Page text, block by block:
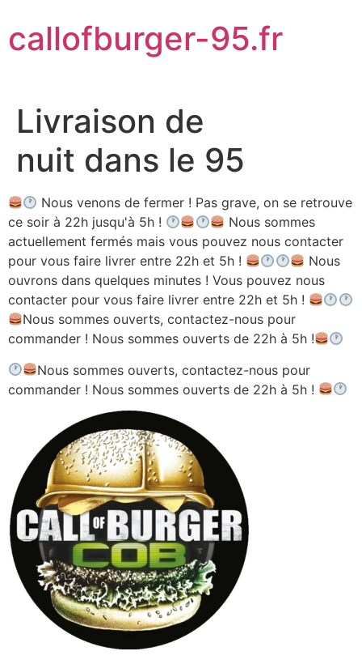
contenu
callofburger-95.fr
Livraison de
nuit dans le 95
Nous venons de fermer ! Pas grave, on se retrouve
ce soir à 22h jusqu'à 5h !
Nous sommes
actuellement fermés mais vous pouvez nous contacter
pour vous faire livrer entre 22h et 5h !
Nous
ouvrons dans quelques minutes ! Vous pouvez nous
contacter pour vous faire livrer entre 22h et 5h !
Nous sommes ouverts, contactez-nous pour
commander ! Nous sommes ouverts de 22h à 5h !
Nous sommes ouverts, contactez-nous pour
commander ! Nous sommes ouverts de 22h à 5h !